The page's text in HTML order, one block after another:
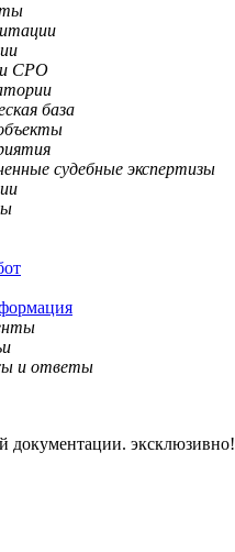
СРО
база
судебные экспертизы
и ответы
документации. эксклюзивно!